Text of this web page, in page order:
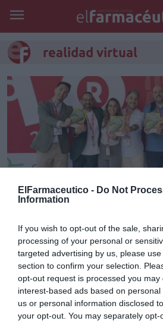
ElFarmaceutico - Do Not
Information
If you wish to opt-out of the sale,
processing of your personal or
targeted advertising by us, please
section to confirm your selection.
opt-out request is processed you may
interest-based ads based on
us or personal information disclosed
your opt-out. You may separately
realidad virtual
Un programa con
virtual permite
31 % el consumo
pacientes con
Noticias y novedades Redacción
01/